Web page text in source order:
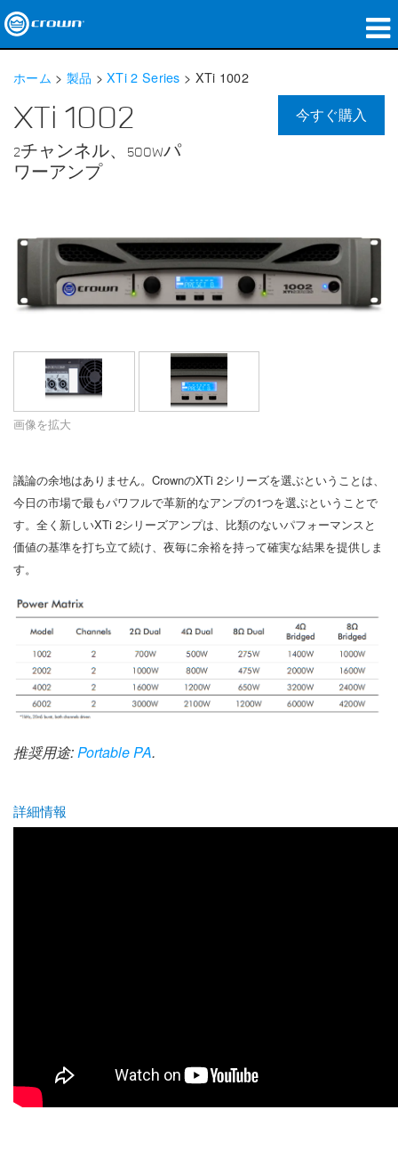
アプリケーション
ネットワークオーディオ
購入先
私たちのストーリー
トレーニング
言語/地域
ホーム > 製品 >XTi 2 Series > XTi 1002
XTi 1002
2チャンネル、500Wパ
ワーアンプ
今すぐ購入
画像を拡大
議論の余地はありません。CrownのXTi 2シリーズを選ぶということは、
今日の市場で最もパワフルで革新的なアンプの1つを選ぶということで
す。全く新しいXTi 2シリーズアンプは、比類のないパフォーマンスと
価値の基準を打ち立て続け、夜毎に余裕を持って確実な結果を提供しま
す。
推奨用途:Portable PA.
詳細情報